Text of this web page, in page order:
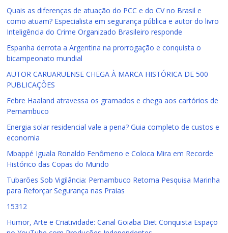
Quais as diferenças de atuação do PCC e do CV no Brasil e
como atuam? Especialista em segurança pública e autor do livro
Inteligência do Crime Organizado Brasileiro responde
Espanha derrota a Argentina na prorrogação e conquista o
bicampeonato mundial
AUTOR CARUARUENSE CHEGA À MARCA HISTÓRICA DE 500
PUBLICAÇÕES
Febre Haaland atravessa os gramados e chega aos cartórios de
Pernambuco
Energia solar residencial vale a pena? Guia completo de custos e
economia
Mbappé Iguala Ronaldo Fenômeno e Coloca Mira em Recorde
Histórico das Copas do Mundo
Tubarões Sob Vigilância: Pernambuco Retoma Pesquisa Marinha
para Reforçar Segurança nas Praias
15312
Humor, Arte e Criatividade: Canal Goiaba Diet Conquista Espaço